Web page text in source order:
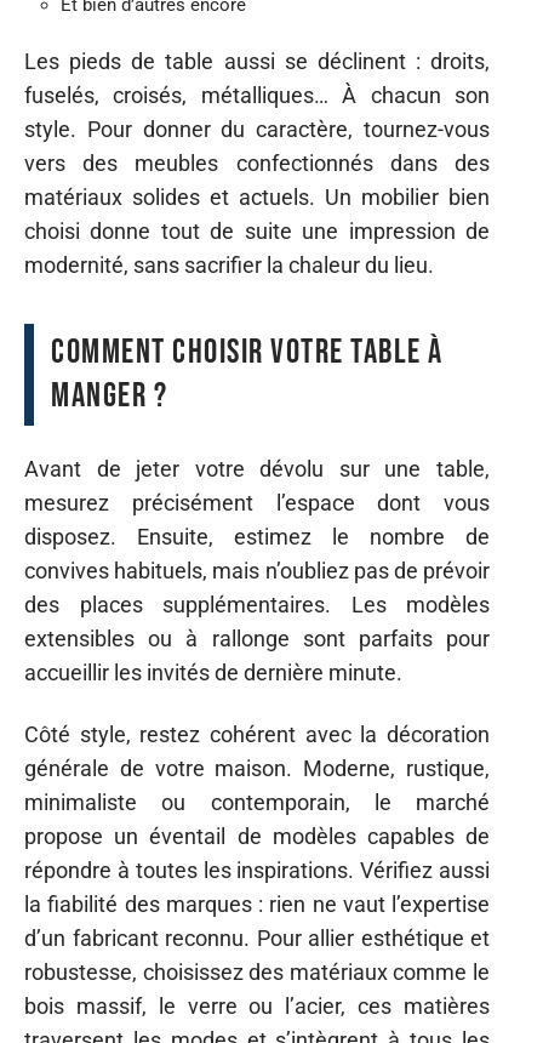
Et bien d’autres encore
Les pieds de table aussi se déclinent : droits,
fuselés, croisés, métalliques… À chacun son
style. Pour donner du caractère, tournez-vous
vers des meubles confectionnés dans des
matériaux solides et actuels. Un mobilier bien
choisi donne tout de suite une impression de
modernité, sans sacrifier la chaleur du lieu.
Comment choisir votre table à
manger ?
Avant de jeter votre dévolu sur une table,
mesurez précisément l’espace dont vous
disposez. Ensuite, estimez le nombre de
convives habituels, mais n’oubliez pas de prévoir
des places supplémentaires. Les modèles
extensibles ou à rallonge sont parfaits pour
accueillir les invités de dernière minute.
Côté style, restez cohérent avec la décoration
générale de votre maison. Moderne, rustique,
minimaliste ou contemporain, le marché
propose un éventail de modèles capables de
répondre à toutes les inspirations. Vérifiez aussi
la fiabilité des marques : rien ne vaut l’expertise
d’un fabricant reconnu. Pour allier esthétique et
robustesse, choisissez des matériaux comme le
bois massif, le verre ou l’acier, ces matières